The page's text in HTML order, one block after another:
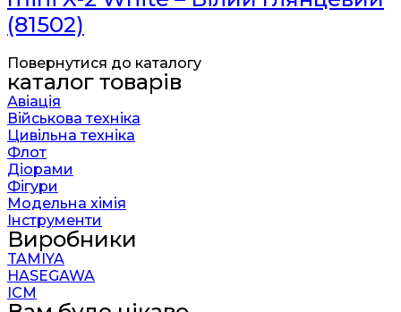
(81502)
Повернутися до каталогу
каталог товарів
Авіація
Військова техніка
Цивільна техніка
Флот
Діорами
Фігури
Модельна хімія
Інструменти
Виробники
TAMIYA
HASEGAWA
ICM